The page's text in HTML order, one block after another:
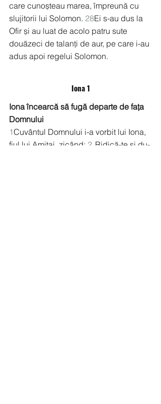
care cunoșteau marea, împreună cu
slujitorii lui Solomon. 28Ei s-au dus la
Ofir și au luat de acolo patru sute
douăzeci de talanți de aur, pe care i-au
adus apoi regelui Solomon.
Iona 1
Iona încearcă să fugă departe de fața
Domnului
1Cuvântul Domnului i-a vorbit lui Iona,
fiul lui Amitai, zicând: 2 „Ridică-te și du-